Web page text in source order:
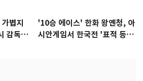
볍지
감독'
'10승 에이스' 한화 왕옌청, 아
시안게임서 한국전 '표적 등